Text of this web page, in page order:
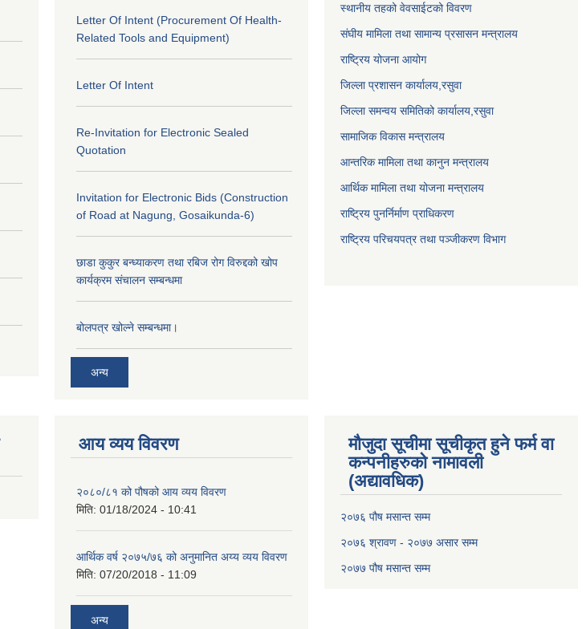
Letter Of Intent (Procurement Of Health-
Related Tools and Equipment)
Letter Of Intent
Re-Invitation for Electronic Sealed
Quotation
Invitation for Electronic Bids (Construction
of Road at Nagung, Gosaikunda-6)
छाडा कुकुर बन्ध्याकरण तथा रबिज रोग विरुद्दको खोप
कार्यक्रम संचालन सम्बन्धमा
बोलपत्र खोल्ने सम्बन्धमा।
अन्य
स्थानीय तहको वेवसाईटको विवरण
संघीय मामिला तथा सामान्य प्रसासन मन्त्रालय
राष्ट्रिय योजना आयोग
जिल्ला प्रशासन कार्यालय, रसुवा
जिल्ला समन्वय समितिको कार्यालय, रसुवा
सामाजिक विकास मन्त्रालय
आन्तरिक मामिला तथा कानुन मन्त्रालय
आर्थिक मामिला तथा योजना मन्त्रालय
राष्ट्रिय पुनर्निर्माण प्राधिकरण
राष्ट्रिय परिचयपत्र तथा पञ्जीकरण विभाग
आय व्यय विवरण
२०८०/८१ को पौषको आय व्यय विवरण
मिति: 01/18/2024 - 10:41
आर्थिक वर्ष २०७५/७६ को अनुमानित अय्य व्यय विवरण
मिति: 07/20/2018 - 11:09
अन्य
मौजुदा सूचीमा सूचीकृत हुने फर्म वा
कन्पनीहरुको नामावली
(अद्यावधिक)
२०७६ पौष मसान्त सम्म
२०७६ श्रावण - २०७७ असार सम्म
२०७७ पौष मसान्त सम्म